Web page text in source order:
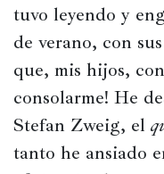
tuvo leyendo y
de verano, con
que, mis hijos,
consolarme! He
Stefan Zweig, el
tanto he ansiado